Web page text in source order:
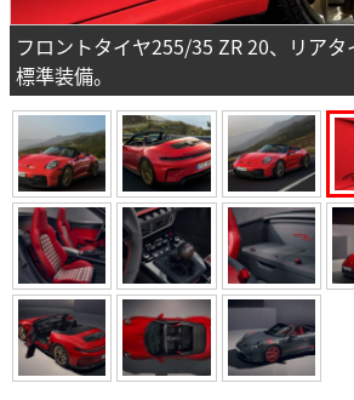
フロントタイヤ255/35 ZR 20、リア
標準装備。